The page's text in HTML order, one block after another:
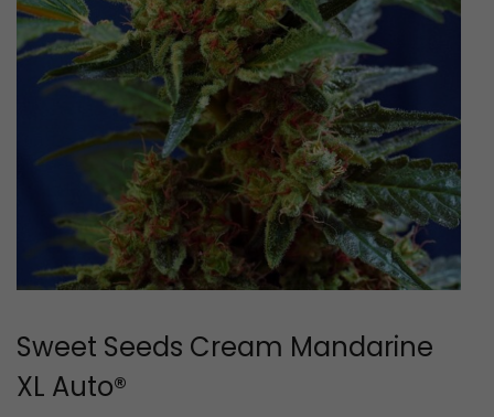
Sweet Seeds Cream Mandarine
XL Auto®